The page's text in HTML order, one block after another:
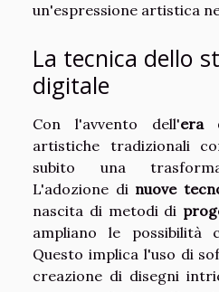
un'espressione artistica
La tecnica dello
digitale
Con l'avvento dell'era
artistiche tradizionali
subito una
L'adozione di nuove
nascita di metodi di
ampliano le possibilità
Questo implica l'uso di
creazione di disegni